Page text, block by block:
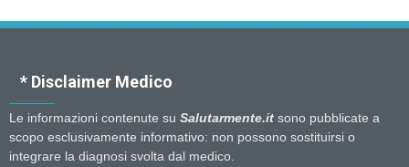
* Disclaimer Medico
Le informazioni contenute su Salutarmente.it sono pubblicate a
scopo esclusivamente informativo: non possono sostituirsi o
integrare la diagnosi svolta dal medico.